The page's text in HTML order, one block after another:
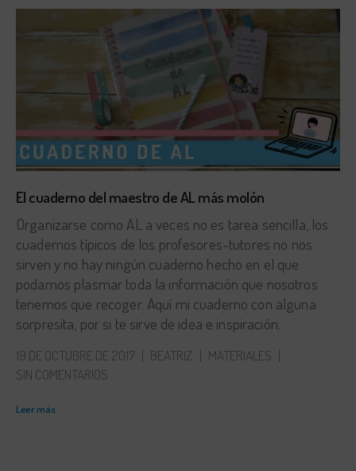
El cuaderno del maestro de AL más molón
Organizarse como AL a veces no es tarea sencilla, los
cuadernos típicos de los profesores-tutores no nos
sirven y no hay ningún cuaderno hecho en el que
podamos plasmar toda la información que nosotros
tenemos que recoger. Aquí mi cuaderno con alguna
sorpresita, por si te sirve de idea e inspiración.
19 DE OCTUBRE DE 2017 BEATRIZ
MATERIALES
SIN COMENTARIOS
Leer más